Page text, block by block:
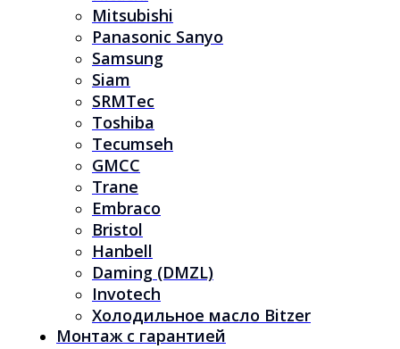
Mitsubishi
Panasonic Sanyo
Samsung
Siam
SRMTec
Toshiba
Tecumseh
GMCC
Trane
Embraco
Bristol
Hanbell
Daming (DMZL)
Invotech
Холодильное масло Bitzer
Монтаж с гарантией